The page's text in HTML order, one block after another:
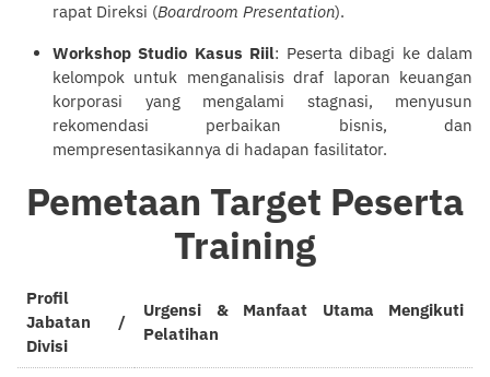
rapat Direksi (Boardroom Presentation).
Workshop Studio Kasus Riil: Peserta dibagi ke dalam
kelompok untuk menganalisis draf laporan keuangan
korporasi yang mengalami stagnasi, menyusun
rekomendasi perbaikan bisnis, dan
mempresentasikannya di hadapan fasilitator.
Pemetaan Target Peserta
Training
Profil
Jabatan /
Divisi
Urgensi & Manfaat Utama Mengikuti
Pelatihan